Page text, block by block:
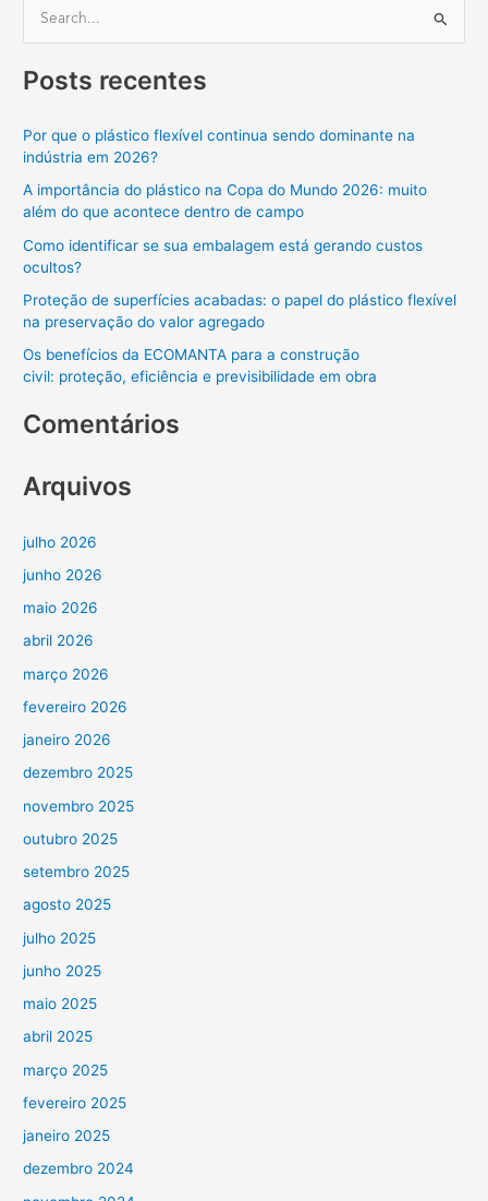
s
u
s
o
r
:
Posts recentes
Por que o plástico flexível continua sendo dominante na
indústria em 2026?
A importância do plástico na Copa do Mundo 2026: muito
além do que acontece dentro de campo
Como identificar se sua embalagem está gerando custos
ocultos?
Proteção de superfícies acabadas: o papel do plástico flexível
na preservação do valor agregado
Os benefícios da ECOMANTA para a construção
civil: proteção, eficiência e previsibilidade em obra
Comentários
Arquivos
julho 2026
junho 2026
maio 2026
abril 2026
março 2026
fevereiro 2026
janeiro 2026
dezembro 2025
novembro 2025
outubro 2025
setembro 2025
agosto 2025
julho 2025
junho 2025
maio 2025
abril 2025
março 2025
fevereiro 2025
janeiro 2025
dezembro 2024